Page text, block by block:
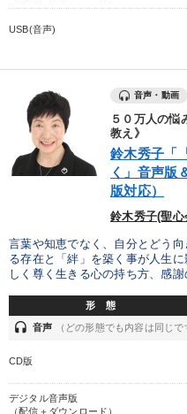
USB(音声)
音声・動画
５０万人の悩
教え》
鈴木秀子「
く」音声版
版対応）
鈴木秀子(聖
言葉や知恵でなく、自分とどう
る存在と「絆」を築く事が人生
しく尊く生きる心の持ち方、感
形 態
headset 音声 （どの形態でも内容は同じで
CD版
デジタル音声版
（配信＋ダウンロード）